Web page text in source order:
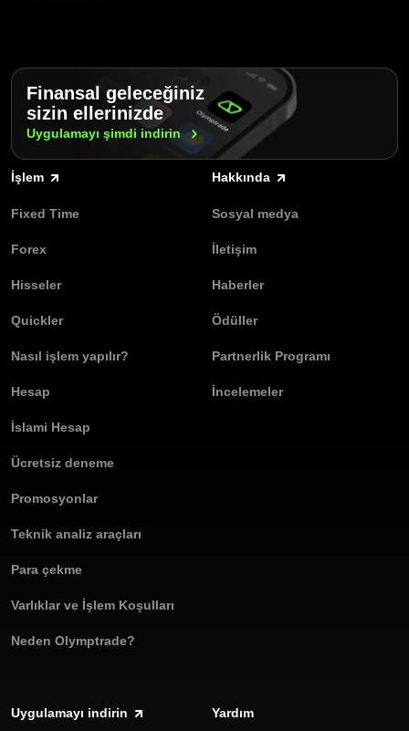
Finansal geleceğiniz
sizin ellerinizde
Uygulamayı şimdi indirin
İşlem
Fixed Time
Forex
Hisseler
Quickler
Nasıl işlem yapılır?
Hesap
İslami Hesap
Ücretsiz deneme
Promosyonlar
Teknik analiz araçları
Para çekme
Varlıklar ve İşlem Koşulları
Neden Olymptrade?
Hakkında
Sosyal medya
İletişim
Haberler
Ödüller
Partnerlik Programı
İncelemeler
Uygulamayı indirin Yardım